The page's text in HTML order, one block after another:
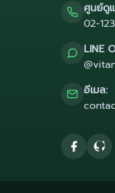
ศูนย์ดู
02-
LINE
อีเมล: